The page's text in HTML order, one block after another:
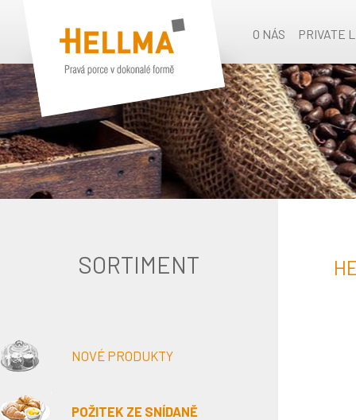
O NÁS PRIVATE
SORTIMENT
NOVÉ PRODUKTY
POŽITEK ZE SNÍDANĚ